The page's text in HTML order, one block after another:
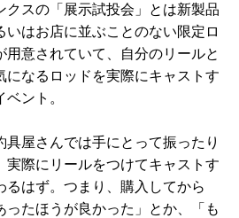
スの「展示試投会」とは新製品
はお店に並ぶことのない限定ロ
用意されていて、自分のリールと
になるロッドを実際にキャストす
ント。
具屋さんでは手にとって振ったり
実際にリールをつけてキャストす
るはず。つまり、購入してから
ったほうが良かった」とか、「も